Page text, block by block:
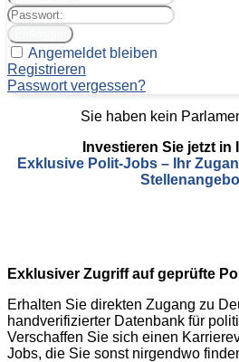
Angemeldet bleiben
Registrieren
Passwort vergessen?
Sie haben kein
Investieren Sie jetzt in
Exklusive Polit-Jobs – Ihr
Exklusiver Zugriff auf geprüfte
Erhalten Sie direkten Zugang zu
handverifizierter Datenbank für
Verschaffen Sie sich einen
Jobs, die Sie sonst nirgendwo